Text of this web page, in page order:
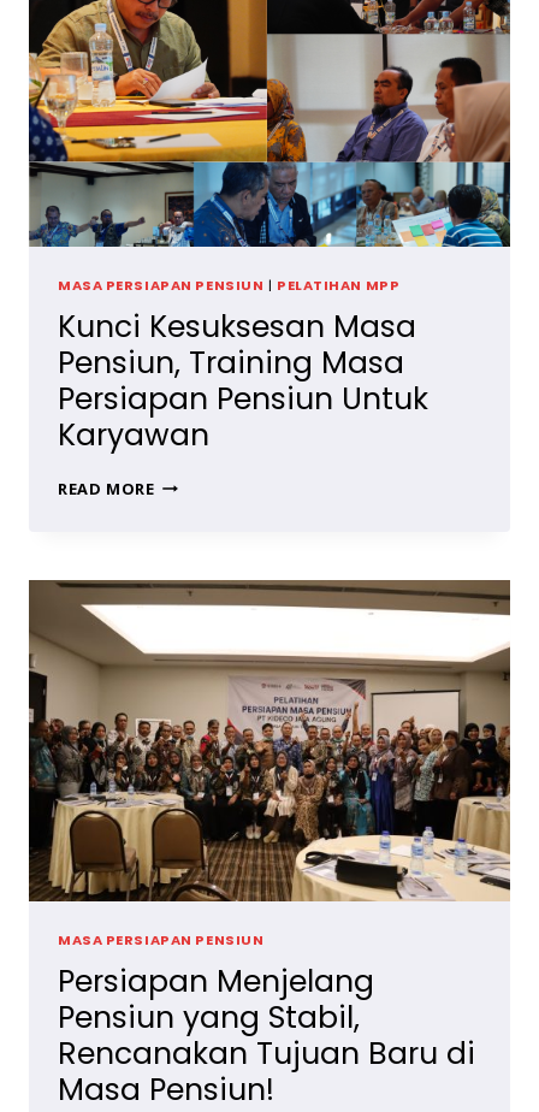
MASA PERSIAPAN PENSIUN | PELATIHAN MPP
Kunci Kesuksesan Masa
Pensiun, Training Masa
Persiapan Pensiun Untuk
Karyawan
READ MOREKUNCI
TRAINING
MASA
PENSIUN
UNTUK
KARYAWAN
MASA PERSIAPAN PENSIUN
Persiapan Menjelang
Pensiun yang Stabil,
Rencanakan Tujuan Baru di
Masa Pensiun!